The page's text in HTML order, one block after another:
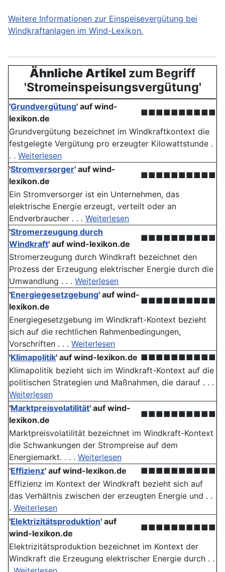
Weitere Informationen zur Einspeisevergütung bei
Windkraftanlagen im Wind-Lexikon.
Ähnliche Artikel zum Begriff
'Stromeinspeisungsvergütung'
'Grundvergütung' auf wind-
lexikon.de
■■■■■■■■■■
Grundvergütung bezeichnet im Windkraftkontext die
festgelegte Vergütung pro erzeugter Kilowattstunde .
. . Weiterlesen
'Stromversorger' auf wind-
lexikon.de
■■■■■■■■■■
Ein Stromversorger ist ein Unternehmen, das
elektrische Energie erzeugt, verteilt oder an
Endverbraucher . . . Weiterlesen
'Stromerzeugung durch
Windkraft' auf wind-lexikon.de
■■■■■■■■■■
Stromerzeugung durch Windkraft bezeichnet den
Prozess der Erzeugung elektrischer Energie durch die
Umwandlung . . . Weiterlesen
'Energiegesetzgebung' auf wind-
lexikon.de
■■■■■■■■■■
Energiegesetzgebung im Windkraft-Kontext bezieht
sich auf die rechtlichen Rahmenbedingungen,
Vorschriften . . . Weiterlesen
'Klimapolitik' auf wind-lexikon.de ■■■■■■■■■■
Klimapolitik bezieht sich im Windkraft-Kontext auf die
politischen Strategien und Maßnahmen, die darauf . . .
Weiterlesen
'Marktpreisvolatilität' auf wind-
lexikon.de
■■■■■■■■■■
Marktpreisvolatilität bezeichnet im Windkraft-Kontext
die Schwankungen der Strompreise auf dem
Energiemarkt. . . . Weiterlesen
'Effizienz' auf wind-lexikon.de
■■■■■■■■■■
Effizienz im Kontext der Windkraft bezieht sich auf
das Verhältnis zwischen der erzeugten Energie und . .
. Weiterlesen
'Elektrizitätsproduktion' auf
wind-lexikon.de
■■■■■■■■■■
Elektrizitätsproduktion bezeichnet im Kontext der
Windkraft die Erzeugung elektrischer Energie durch . .